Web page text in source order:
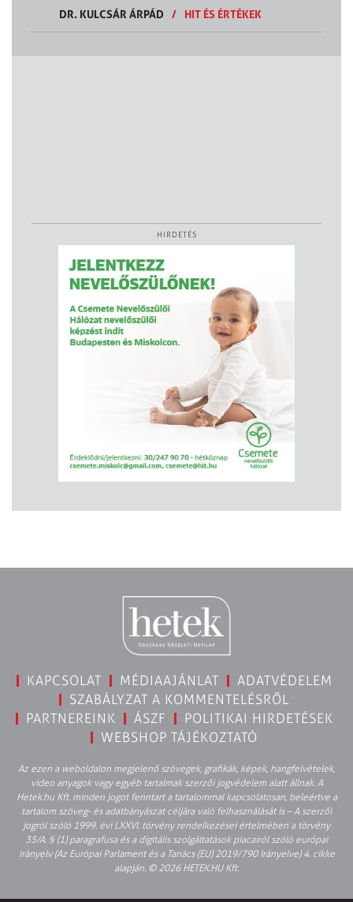
DR. KULCSÁR ÁRPÁD
/ HIT ÉS ÉRTÉKEK
HIRDETÉS
KAPCSOLAT MÉDIAAJÁNLAT
ADATVÉDELEM
SZABÁLYZAT A KOMMENTELÉSRŐL
PARTNEREINK
ÁSZF
POLITIKAI HIRDETÉSEK
WEBSHOP TÁJÉKOZTATÓ
Az ezen a weboldalon megjelenő szövegek, grafikák, képek, hangfelvételek,
video anyagok vagy egyéb tartalmak szerzői jogvédelem alatt állnak. A
Hetek.hu Kft. minden jogot fenntart a tartalommal kapcsolatosan, beleértve a
tartalom szöveg- és adatbányászat céljára való felhasználását is – A szerzői
jogról szóló 1999. évi LXXVI. törvény rendelkezései értelmében a törvény
35/A. § (1) paragrafusa és a digitális szolgáltatások piacairól szóló európai
irányelv (Az Európai Parlament és a Tanács (EU) 2019/790 Irányelve) 4. cikke
alapján. © 2026 HETEK.HU Kft.